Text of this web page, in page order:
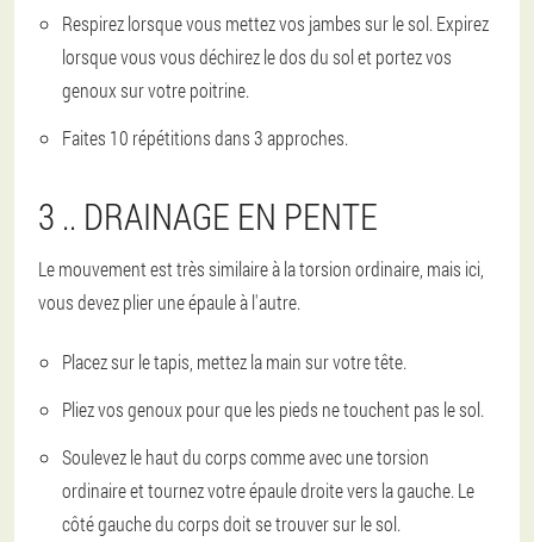
Respirez lorsque vous mettez vos jambes sur le sol. Expirez
lorsque vous vous déchirez le dos du sol et portez vos
genoux sur votre poitrine.
Faites 10 répétitions dans 3 approches.
3 .. DRAINAGE EN PENTE
Le mouvement est très similaire à la torsion ordinaire, mais ici,
vous devez plier une épaule à l'autre.
Placez sur le tapis, mettez la main sur votre tête.
Pliez vos genoux pour que les pieds ne touchent pas le sol.
Soulevez le haut du corps comme avec une torsion
ordinaire et tournez votre épaule droite vers la gauche. Le
côté gauche du corps doit se trouver sur le sol.